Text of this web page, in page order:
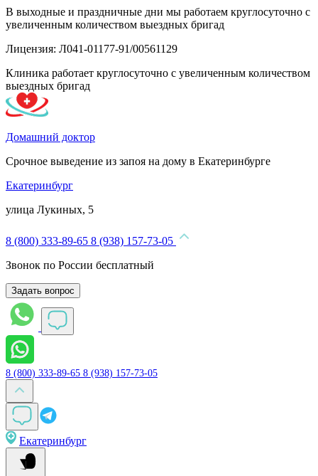
В выходные и праздничные дни мы работаем круглосуточно с
увеличенным количеством выездных бригад
Лицензия: Л041-01177-91/00561129
Клиника работает круглосуточно с увеличенным количеством
выездных бригад
Домашний доктор
Срочное выведение из запоя на дому в Екатеринбурге
Екатеринбург
улица Лукиных, 5
8 (800) 333-89-65 8 (938) 157-73-05
Звонок по России бесплатный
Задать вопрос
8 (800) 333-89-65 8 (938) 157-73-05
Екатеринбург